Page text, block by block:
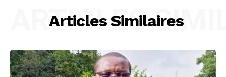
Articles Similaires
ARTICLES